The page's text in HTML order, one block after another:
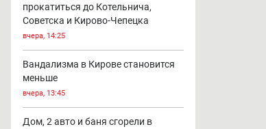
прокатиться до Котельнича,
Советска и Кирово-Чепецка
вчера, 14:25
Вандализма в Кирове становится
меньше
вчера, 13:45
Дом, 2 авто и баня сгорели в